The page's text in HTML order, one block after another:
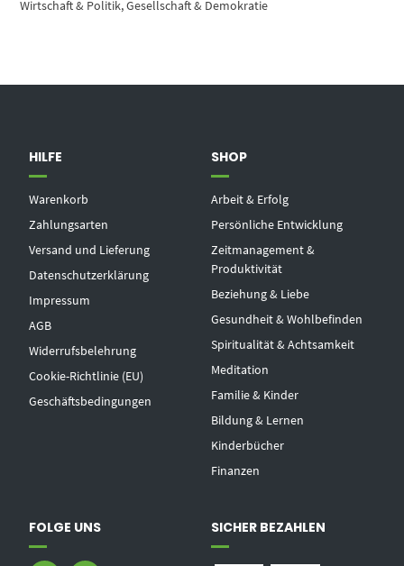
Wirtschaft & Politik,Gesellschaft & Demokratie
HILFE
Warenkorb
Zahlungsarten
Versand und Lieferung
Datenschutzerklärung
Impressum
AGB
Widerrufsbelehrung
Cookie-Richtlinie (EU)
Geschäftsbedingungen
SHOP
Arbeit & Erfolg
Persönliche Entwicklung
Zeitmanagement &
Produktivität
Beziehung & Liebe
Gesundheit & Wohlbefinden
Spiritualität & Achtsamkeit
Meditation
Familie & Kinder
Bildung & Lernen
Kinderbücher
Finanzen
FOLGE UNS SICHER BEZAHLEN